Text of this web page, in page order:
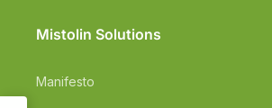
Mistolin Solutions
Manifesto